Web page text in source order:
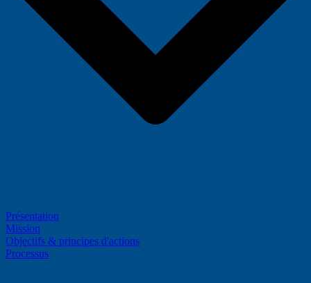
Présentation
Mission
Objectifs & principes d'actions
Processus